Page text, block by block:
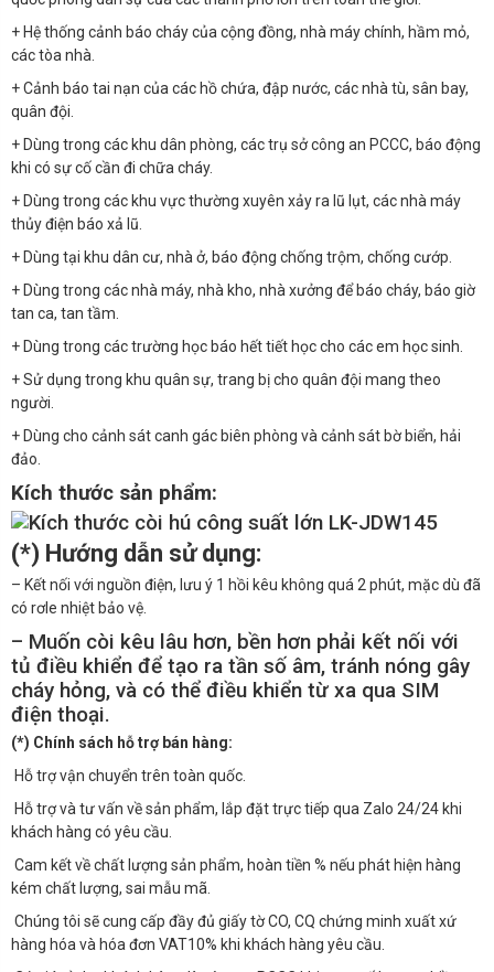
+ Hệ thống cảnh báo cháy của cộng đồng, nhà máy chính, hầm mỏ,
các tòa nhà.
+ Cảnh báo tai nạn của các hồ chứa, đập nước, các nhà tù, sân bay,
quân đội.
+ Dùng trong các khu dân phòng, các trụ sở công an PCCC, báo động
khi có sự cố cần đi chữa cháy.
+ Dùng trong các khu vực thường xuyên xảy ra lũ lụt, các nhà máy
thủy điện báo xả lũ.
+ Dùng tại khu dân cư, nhà ở, báo động chống trộm, chống cướp.
+ Dùng trong các nhà máy, nhà kho, nhà xưởng để báo cháy, báo giờ
tan ca, tan tầm.
+ Dùng trong các trường học báo hết tiết học cho các em học sinh.
+ Sử dụng trong khu quân sự, trang bị cho quân đội mang theo
người.
+ Dùng cho cảnh sát canh gác biên phòng và cảnh sát bờ biển, hải
đảo.
Kích thước sản phẩm:
(*) Hướng dẫn sử dụng:
– Kết nối với nguồn điện, lưu ý 1 hồi kêu không quá 2 phút, mặc dù đã
có rơle nhiệt bảo vệ.
– Muốn còi kêu lâu hơn, bền hơn phải kết nối với
tủ điều khiển để tạo ra tần số âm, tránh nóng gây
cháy hỏng, và có thể điều khiển từ xa qua SIM
điện thoại.
(*) Chính sách hỗ trợ bán hàng:
Hỗ trợ vận chuyển trên toàn quốc.
Hỗ trợ và tư vấn về sản phẩm, lắp đặt trực tiếp qua Zalo 24/24 khi
khách hàng có yêu cầu.
Cam kết về chất lượng sản phẩm, hoàn tiền % nếu phát hiện hàng
kém chất lượng, sai mẫu mã.
Chúng tôi sẽ cung cấp đầy đủ giấy tờ CO, CQ chứng minh xuất xứ
hàng hóa và hóa đơn VAT10% khi khách hàng yêu cầu.